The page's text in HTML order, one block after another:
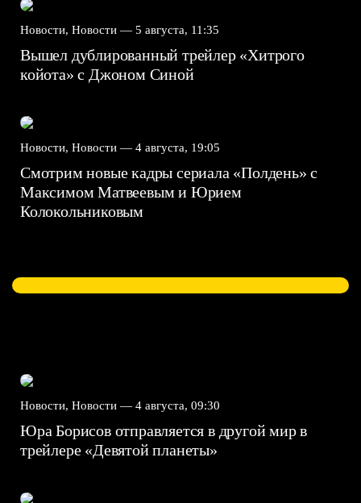
Новости, Новости — 5 августа, 11:35
Вышел дублированный трейлер «Хитрого
койота» с Джоном Синой
Новости, Новости — 4 августа, 19:05
Смотрим новые кадры сериала «Полдень» с
Максимом Матвеевым и Юрием
Колокольниковым
Новости, Новости — 4 августа, 09:30
Юра Борисов отправляется в другой мир в
трейлере «Девятой планеты»